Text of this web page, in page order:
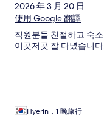
2026 年 3 月 20 日
使用 Google 翻譯
직원분들 친절하고 숙
이곳저곳 잘 다녔습니
Hyerin，1 晚旅行